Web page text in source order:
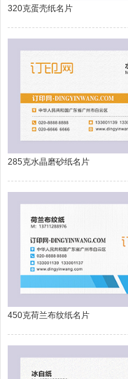
320克蛋壳纸名片
285克水晶磨砂纸名片
450克荷兰布纹纸名片